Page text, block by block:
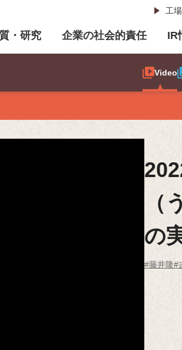
工
・研究 企業の社会的責任 IR
Video
（
の
#藤井隆#